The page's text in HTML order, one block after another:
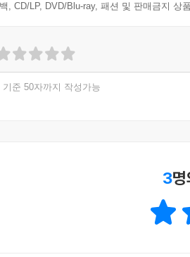
, CD/LP, DVD/Blu-ray, 패션 및 판매금지 상
기준 50자까지 작성가능
3